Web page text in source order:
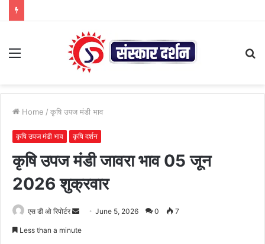
Menu
Home / कृषि उपज मंडी भाव
कृषि उपज मंडी भाव कृषि दर्शन
कृषि उपज मंडी जावरा भाव 05 जून
2026 शुक्रवार
एस डी ओ रिपोर्टर
Send June 5, 2026 0 7
Less than a minute